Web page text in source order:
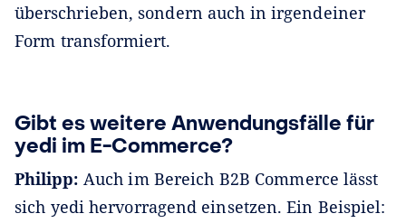
überschrieben, sondern auch in irgendeiner
Form transformiert.
Gibt es weitere Anwendungsfälle für
yedi im E-Commerce?
Philipp: Auch im Bereich B2B Commerce lässt
sich yedi hervorragend einsetzen. Ein Beispiel: